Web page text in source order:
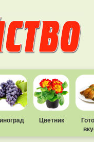
Цветник